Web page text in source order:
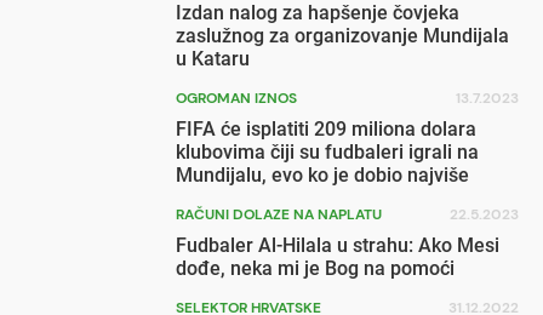
Izdan nalog za hapšenje čovjeka
zaslužnog za organizovanje Mundijala
u Kataru
OGROMAN IZNOS 13.7.2023
FIFA će isplatiti 209 miliona dolara
klubovima čiji su fudbaleri igrali na
Mundijalu, evo ko je dobio najviše
RAČUNI DOLAZE NA NAPLATU 22.5.2023
Fudbaler Al-Hilala u strahu: Ako Mesi
dođe, neka mi je Bog na pomoći
SELEKTOR HRVATSKE 31.12.2022